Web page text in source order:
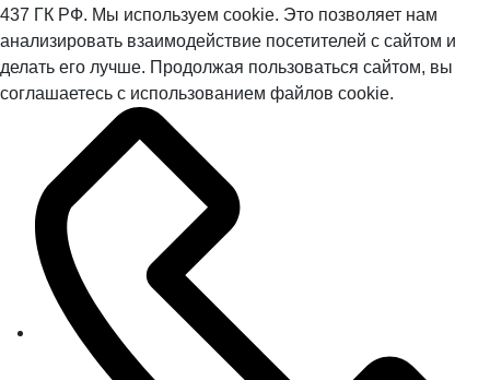
437 ГК РФ. Мы используем cookie. Это позволяет нам
анализировать взаимодействие посетителей с сайтом и
делать его лучше. Продолжая пользоваться сайтом, вы
соглашаетесь с использованием файлов cookie.